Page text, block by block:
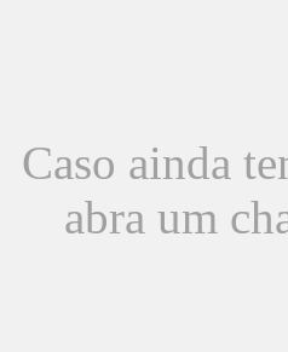
Caso ainda
abra um